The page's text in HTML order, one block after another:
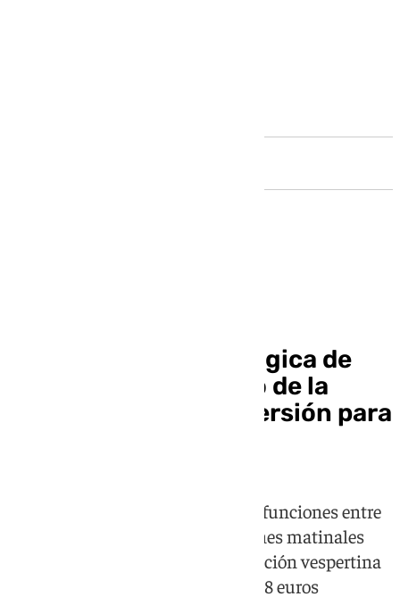
La ópera La flauta mágica de
Mozart llega al Teatro de la
Maestranza en una versión para
El coliseo sevillano acogerá cinco funciones entre
el 12 y el 14 de mayo: cuatro sesiones matinales
para centros educativos y una función vespertina
para familias, con entradas desde 8 euros